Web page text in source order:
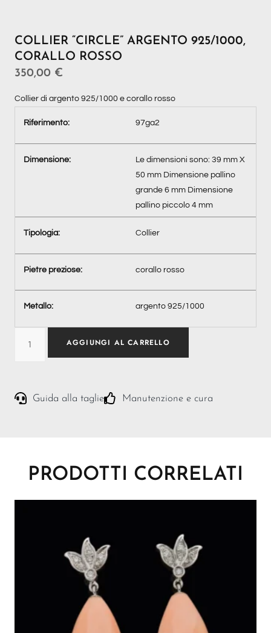
COLLIER “CIRCLE” ARGENTO 925/1000,
CORALLO ROSSO
350,00 €
Collier di argento 925/1000 e corallo rosso
Riferimento: 97ga2
Dimensione:
Le dimensioni sono: 39 mm X
50 mm Dimensione pallino
grande 6 mm Dimensione
pallino piccolo 4 mm
Tipologia: Collier
Pietre preziose: corallo rosso
Metallo: argento 925/1000
AGGIUNGI AL CARRELLO
Guida alla taglie Manutenzione e cura
PRODOTTI CORRELATI